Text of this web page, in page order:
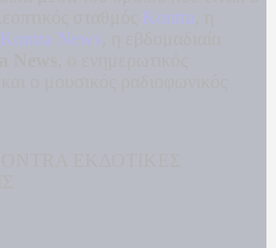
Kontra
Kontra News